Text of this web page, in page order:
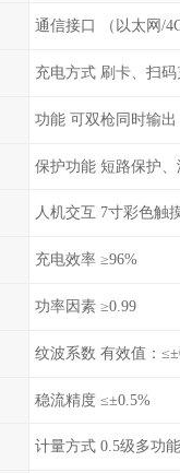
通信接口 （以太网/
充电方式 刷卡、扫码
人机交互 7寸彩色触
充电效率 ≥96%
功率因素 ≥0.99
纹波系数 有效值：
稳流精度 ≤±0.5%
计量方式 0.5级多功